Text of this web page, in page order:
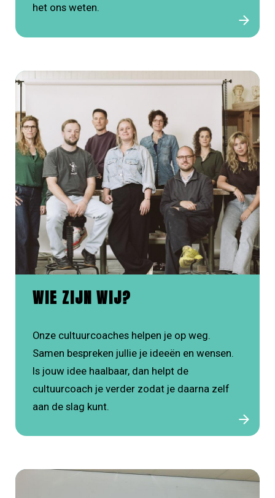
het ons weten.
WIE ZIJN WIJ?
Onze cultuurcoaches helpen je op weg.
Samen bespreken jullie je ideeën en wensen.
Is jouw idee haalbaar, dan helpt de
cultuurcoach je verder zodat je daarna zelf
aan de slag kunt.